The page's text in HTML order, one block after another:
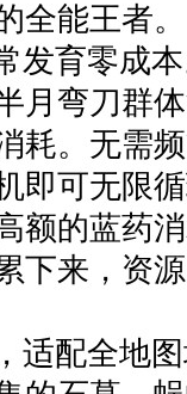
全能王者。
育零成本
月弯刀群
耗。无需
即可无限
额的蓝药
下来，资
配全地图